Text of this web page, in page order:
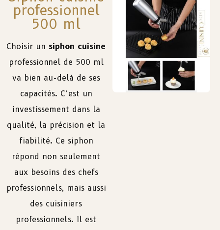
professionnel
500 ml
Choisir un siphon cuisine
professionnel de 500 ml
va bien au-delà de ses
capacités. C’est un
investissement dans la
qualité, la précision et la
fiabilité. Ce siphon
répond non seulement
aux besoins deschefs
professionnels, mais aussi
des cuisiniers
professionnels. Il est